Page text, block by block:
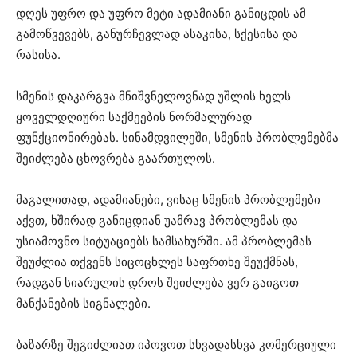
დღეს უფრო და უფრო მეტი ადამიანი განიცდის ამ
გამოწვევებს, განურჩევლად ასაკისა, სქესისა და
რასისა.
სმენის დაკარგვა მნიშვნელოვნად უშლის ხელს
ყოველდღიური საქმეების ნორმალურად
ფუნქციონირებას. სინამდვილეში, სმენის პრობლემებმა
შეიძლება ცხოვრება გაართულოს.
მაგალითად, ადამიანები, ვისაც სმენის პრობლემები
აქვთ, ხშირად განიცდიან უამრავ პრობლემას და
უსიამოვნო სიტუაციებს სამსახურში. ამ პრობლემას
შეუძლია თქვენს სიცოცხლეს საფრთხე შეუქმნას,
რადგან სიარულის დროს შეიძლება ვერ გაიგოთ
მანქანების სიგნალები.
ბაზარზე შეგიძლიათ იპოვოთ სხვადასხვა კომერციული